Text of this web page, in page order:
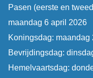
Pasen (eerste en
maandag 6 april 2026
Koningsdag: maandag
Bevrijdingsdag:
Hemelvaartsdag: